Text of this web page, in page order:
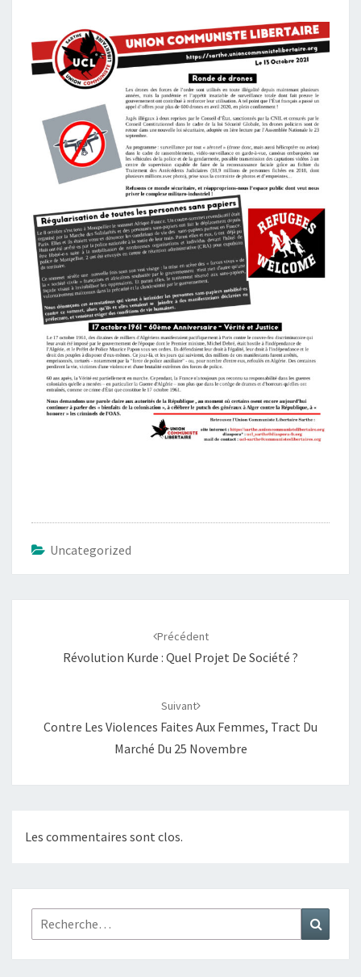
TRACT
DU
MARCHÉ
Uncategorized
Précédent
Révolution Kurde : Quel Projet De Société ?
Suivant
Contre Les Violences Faites Aux Femmes, Tract Du
Marché Du 25 Novembre
Les commentaires sont clos.
Rechercher :